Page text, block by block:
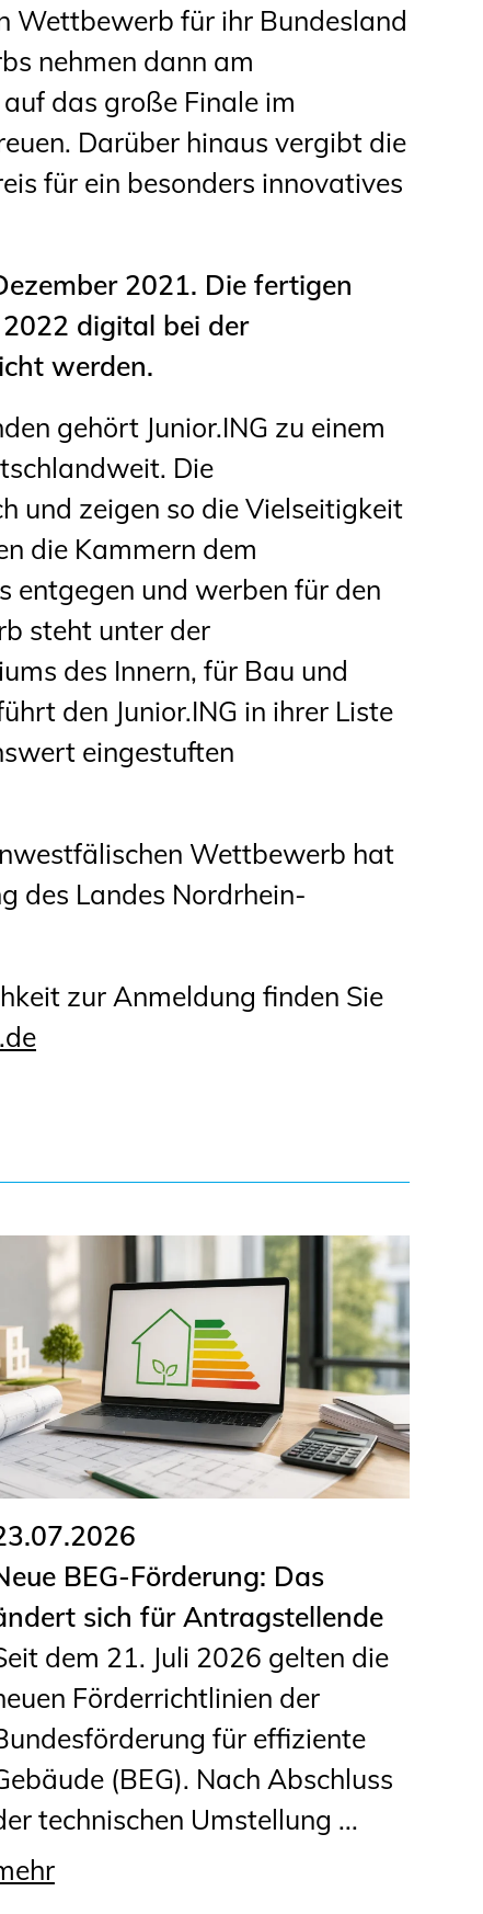
Wettbewerb für ihr Bundesland
nehmen dann am
das große Finale im
Darüber hinaus vergibt die
für ein besonders innovatives
2021. Die fertigen
digital bei der
werden.
gehört Junior.ING zu einem
Die
und zeigen so die Vielseitigkeit
die Kammern dem
entgegen und werben für den
steht unter der
des Innern, für Bau und
den Junior.ING in ihrer Liste
eingestuften
Wettbewerb hat
des Landes Nordrhein-
zur Anmeldung finden Sie
BEG-Förderung: Das
sich für Antragstellende
dem 21. Juli 2026 gelten die
Förderrichtlinien der
für effiziente
(BEG). Nach Abschluss
technischen Umstellung ...